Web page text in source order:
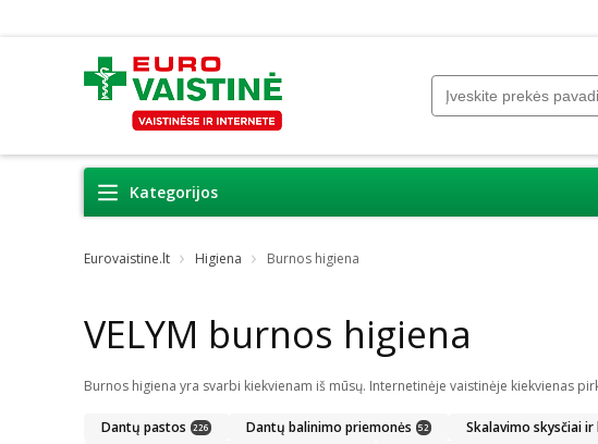
Kategorijos
Eurovaistine.lt Higiena Burnos higiena
VELYM burnos higiena
Dantų pastos 226 Dantų balinimo priemonės 52 Skalavimo skysčiai